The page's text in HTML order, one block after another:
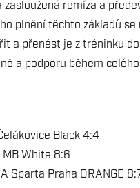
remíza a
plnění těchto základů
a přenést je z tréninku
a podporu během
Black 4:4
MB White 8:6
Sparta Praha ORANGE